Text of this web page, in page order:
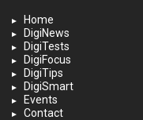
Home
DigiNews
DigiTests
DigiFocus
DigiTips
DigiSmart
Events
Contact